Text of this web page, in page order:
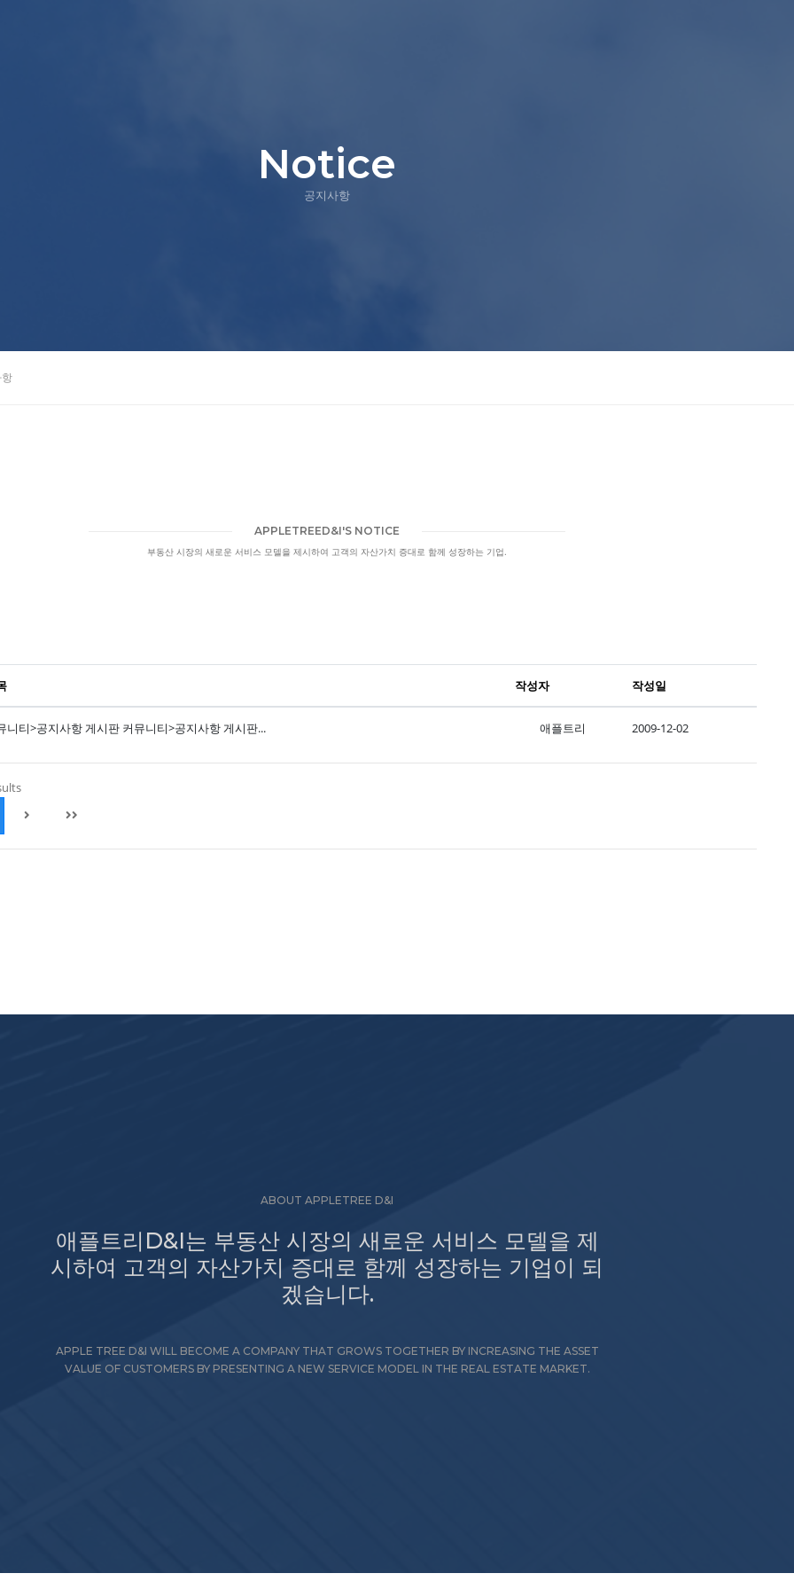
Notice
공지사항
APPLETREED&I'S NOTICE
부동산 시장의 새로운 서비스 모델을 제시하여 고객의 자산가치 증대로 함께 성장하는 기업.
작성자 작성일
니티>공지사항 게시판 커뮤니티>공지사항 게시판... 애플트리 2009-12-02
ABOUT APPLETREE D&I
애플트리D&I는 부동산 시장의 새로운 서비스 모델을 제
시하여 고객의 자산가치 증대로 함께 성장하는 기업이 되
겠습니다.
APPLE TREE D&I WILL BECOME A COMPANY THAT GROWS TOGETHER BY INCREASING THE ASSET
VALUE OF CUSTOMERS BY PRESENTING A NEW SERVICE MODEL IN THE REAL ESTATE MARKET.